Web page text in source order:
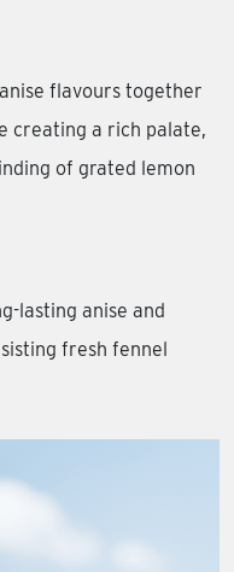
flavours together
creating a rich palate,
of grated lemon
lasting anise and
fresh fennel